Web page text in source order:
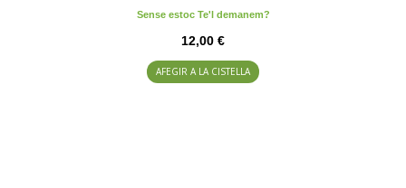
Sense estoc Te'l demanem?
12,00 €
AFEGIR A LA CISTELLA